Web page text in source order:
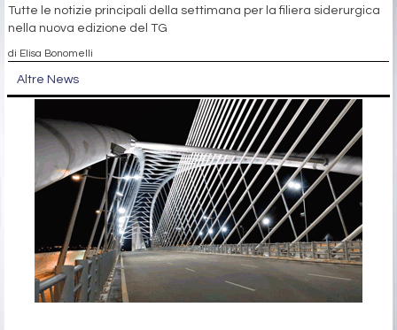
Tutte le notizie principali della settimana per la filiera siderurgica
nella nuova edizione del TG
di Elisa Bonomelli
Altre News